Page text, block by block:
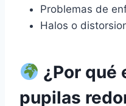
Problemas de
Halos o
¿Por qué
pupilas